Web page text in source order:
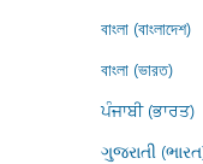
বাংলা (বাংলাদেশ)
বাংলা (ভারত)
ਪੰਜਾਬੀ (ਭਾਰਤ)
ગુજરાતી